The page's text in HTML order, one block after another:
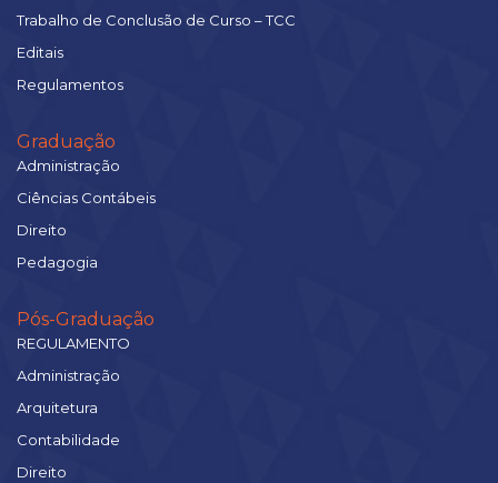
Trabalho de Conclusão de Curso – TCC
Editais
Regulamentos
Graduação
Administração
Ciências Contábeis
Direito
Pedagogia
Pós-Graduação
REGULAMENTO
Administração
Arquitetura
Contabilidade
Direito